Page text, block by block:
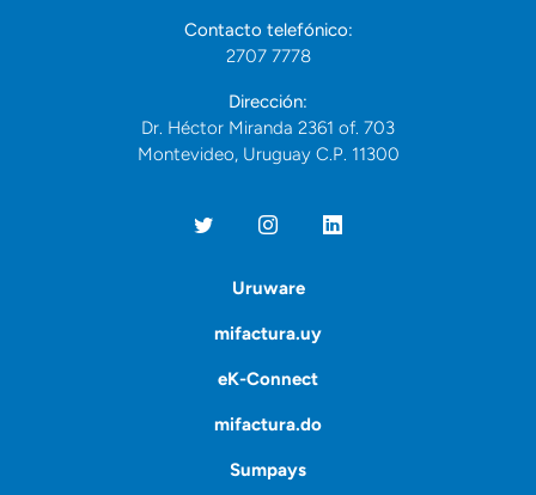
Contacto telefónico:
2707 7778
Dirección:
Dr. Héctor Miranda 2361 of. 703
Montevideo, Uruguay C.P. 11300
Uruware
mifactura.uy
eK-Connect
mifactura.do
Sumpays